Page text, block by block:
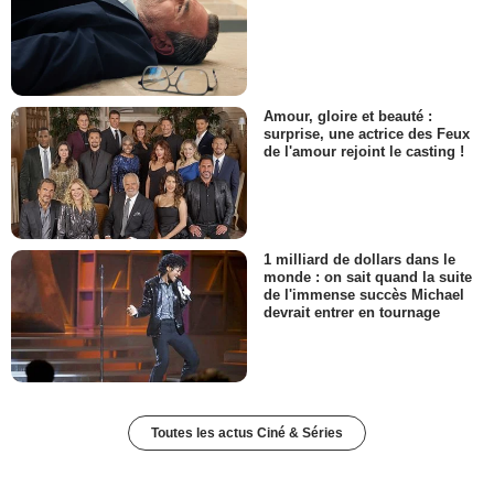
Amour, gloire et beauté :
surprise, une actrice des Feux
de l'amour rejoint le casting !
1 milliard de dollars dans le
monde : on sait quand la suite
de l'immense succès Michael
devrait entrer en tournage
Toutes les actus Ciné & Séries